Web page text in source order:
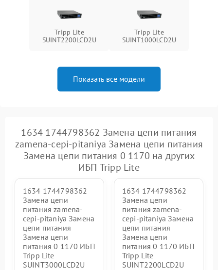
Поломка системы защиты
от перегрузок
Подробнее →
Неисправность системы
Повреждение системы
защиты от перегрева
перенапряжения
Tripp Lite
SUINT2200LCD2U
Tripp Lite
SUINT1000LCD2U
Показать все модели
1634 1744798362 Замена цепи питания
zamena-cepi-pitaniya Замена цепи питания
Замена цепи питания 0 1170 на других
ИБП Tripp Lite
1634 1744798362
Замена цепи
питания zamena-
cepi-pitaniya Замена
цепи питания
Замена цепи
питания 0 1170 ИБП
Tripp Lite
SUINT3000LCD2U
1634 1744798362
Замена цепи
питания zamena-
cepi-pitaniya Замена
цепи питания
Замена цепи
питания 0 1170 ИБП
Tripp Lite
SUINT2200LCD2U